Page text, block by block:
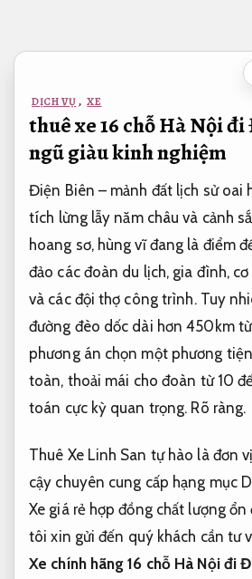
dungDỊCH VỤ, XE
thuê xe 16 chỗ Hà Nội
ngũ giàu kinh nghiệm
Điện Biên – mảnh đất lịch sử oai
tích lừng lẫy năm châu và cảnh
hoang sơ, hùng vĩ đang là điểm
đảo các đoàn du lịch, gia đình,
và các đội thợ công trình. Tuy
đường đèo dốc dài hơn 450km
phương án chọn một phương
toàn, thoải mái cho đoàn từ 10
toán cực kỳ quan trọng. Rõ ràng.
Thuê Xe Linh San tự hào là đơn
cậy chuyên cung cấp hạng mục
Xe giá rẻ hợp đồng chất lượng
tôi xin gửi đến quý khách cần tư
Xe chính hãng 16 chỗ Hà Nội đi